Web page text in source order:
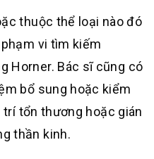
thuộc thể loại nào đó
vi tìm kiếm
Horner. Bác sĩ cũng có
bổ sung hoặc kiểm
tổn thương hoặc gián
thần kinh.